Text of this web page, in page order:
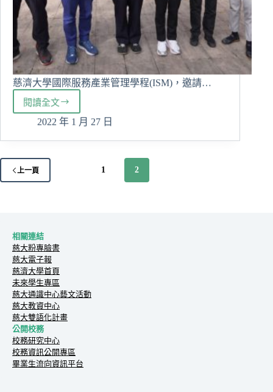
慈濟大學國際服務產業管理學程(ISM)，邀請…
閱讀全文
慈
大
學
邀
享
疫
情
下
的
挑
戰
與
機
會
2022 年 1 月 27 日
上一頁 1 2
相關連結
慈大粉專臉書
慈大電子報
慈濟大學首頁
未來學生專區
慈大通識中心藝文活動
慈大教資中心
慈大雙語化計畫
公開校務
校務研究中心
校務資訊公開專區
畢業生流向資訊平台